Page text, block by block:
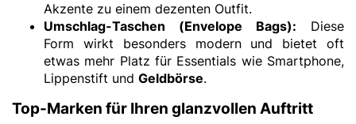
Akzente zu einem dezenten Outfit.
Umschlag-Taschen (Envelope Bags): Diese
Form wirkt besonders modern und bietet oft
etwas mehr Platz für Essentials wie Smartphone,
Lippenstift und Geldbörse.
Top-Marken für Ihren glanzvollen Auftritt